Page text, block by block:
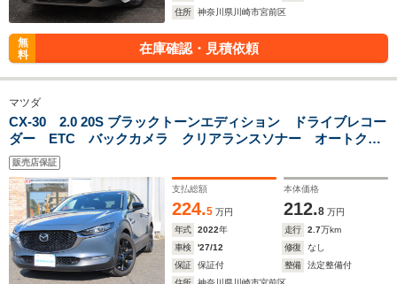
住所
神奈川県川崎市宮前区
無
料
在庫確認・見積依頼
マツダ
CX-30 2.0 20S ブラックトーンエディション ドライブレコー
ダー ETC バックカメラ クリアランスソナー オートクル
ーズコントロール 衝突被害軽減システム ナビ TV オート
マチックハイビーム オートライト LEDヘッドランプ 電動
リアゲート
販売店保証
支払総額
224.5 万円
本体価格
212.8 万円
年式
2022年 走行 2.7万km
車検
'27/12 修復
なし
保証
保証付 整備
法定整備付